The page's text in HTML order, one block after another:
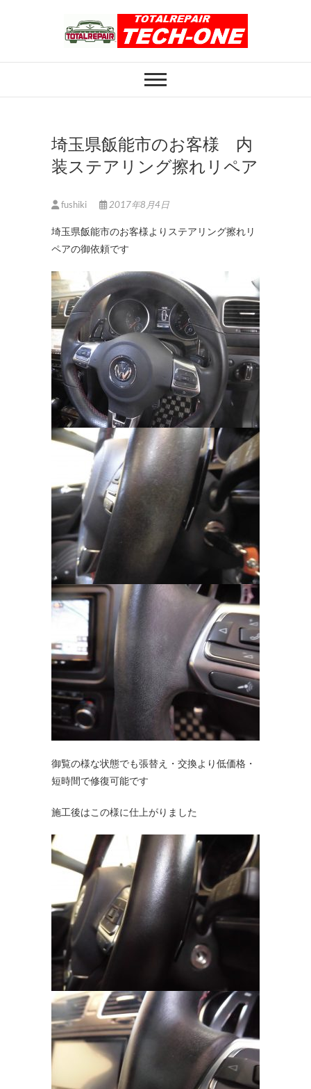
ホイール修理のト
ータルリペアテッ
クワン
埼玉県飯能市のお客様 内
装ステアリング擦れリペア
fushiki 2017年8月4日
埼玉県飯能市のお客様よりステアリング擦れリ
ペアの御依頼です
御覧の様な状態でも張替え・交換より低価格・
短時間で修復可能です
施工後はこの様に仕上がりました